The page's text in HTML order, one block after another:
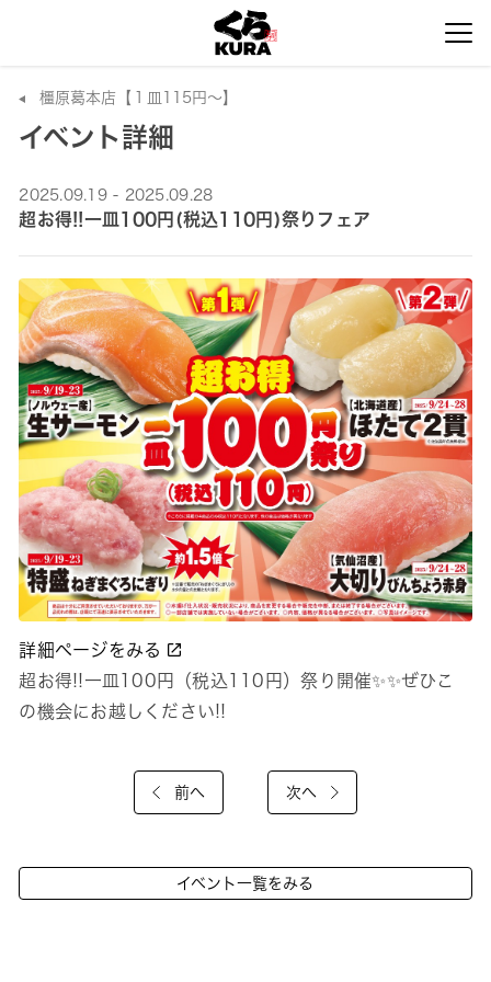
橿原葛本店【１皿115円～】
イベント詳細
2025.09.19 - 2025.09.28
超お得!!一皿100円(税込110円)祭りフェア
詳細ページをみる
超お得!!一皿100円（税込110円）祭り開催✨✨ぜひこ
の機会にお越しください!!
前へ 次へ
イベント一覧をみる